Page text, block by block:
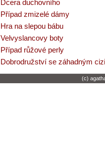
Dcera duchovního
Případ zmizelé dámy
Hra na slepou bábu
Velvyslancovy boty
Případ růžové perly
Dobrodružství se záhadným
(c)